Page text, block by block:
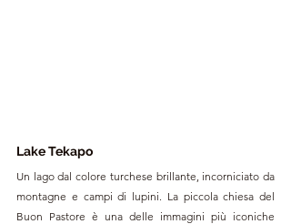
Lake Tekapo
Un lago dal colore turchese brillante, incorniciato da
montagne e campi di lupini. La piccola chiesa del
Buon Pastore è una delle immagini più iconiche